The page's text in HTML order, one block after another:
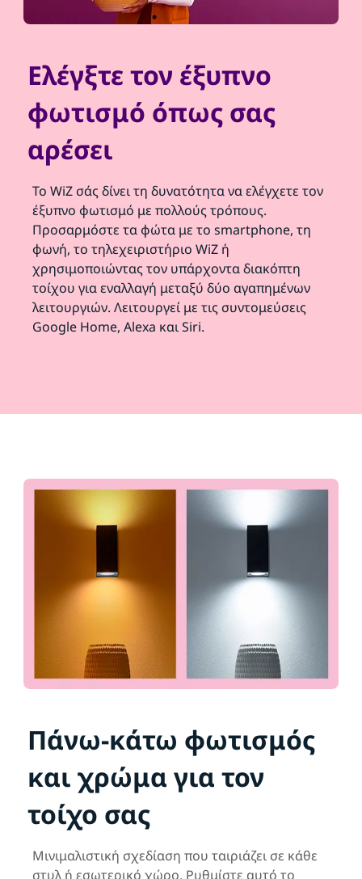
Ελέγξτε τον έξυπνο
φωτισμό όπως σας
αρέσει
Το WiZ σάς δίνει τη δυνατότητα να ελέγχετε τον
έξυπνο φωτισμό με πολλούς τρόπους.
Προσαρμόστε τα φώτα με το smartphone, τη
φωνή, το τηλεχειριστήριο WiZ ή
χρησιμοποιώντας τον υπάρχοντα διακόπτη
τοίχου για εναλλαγή μεταξύ δύο αγαπημένων
λειτουργιών. Λειτουργεί με τις συντομεύσεις
Google Home, Alexa και Siri.
Πάνω-κάτω φωτισμός
και χρώμα για τον
τοίχο σας
Μινιμαλιστική σχεδίαση που ταιριάζει σε κάθε
στυλ ή εσωτερικό χώρο. Ρυθμίστε αυτό το